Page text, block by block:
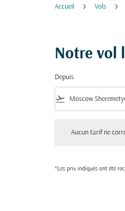
Accueil Vols
Notre vol
Depuis
flight_takeoff
Aucun tarif ne
*Les prix indiqués ont été